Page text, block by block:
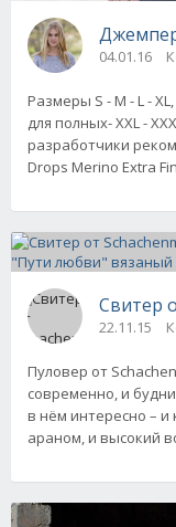
04.01.16
Размеры S - M - L -
для полных- XXL -
разработчики
Drops Merino Extra
Свитер
22.11.15
Пуловер от
современно, и
в нём интересно –
араном, и высокий